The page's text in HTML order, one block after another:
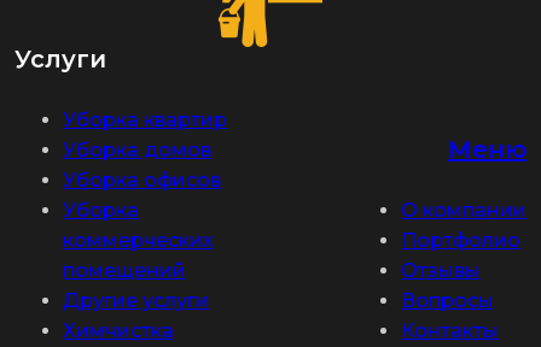
Услуги
Уборка квартир
Уборка домов
Уборка офисов
Уборка
коммерческих
помещений
Другие услуги
Химчистка
Меню
О компании
Портфолио
Отзывы
Вопросы
Контакты